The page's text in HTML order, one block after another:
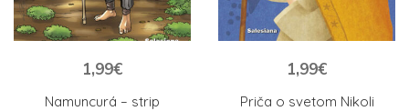
Namuncurá – strip
1,99€
Priča o svetom Nikoli
1,99€